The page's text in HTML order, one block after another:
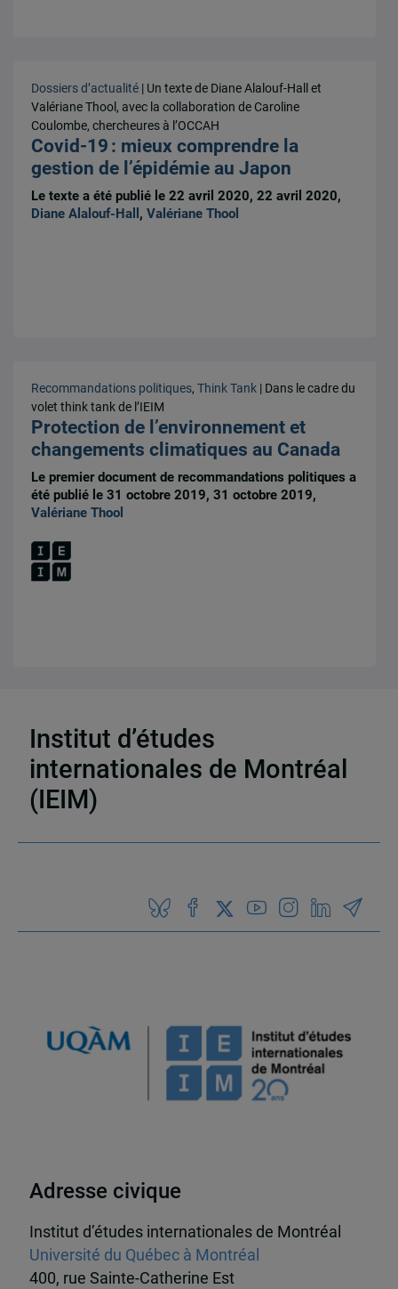
Dossiers d’actualité | Un texte de Diane Alalouf-Hall et
Valériane Thool, avec la collaboration de Caroline
Coulombe, chercheures à l’OCCAH
Covid-19 : mieux comprendre la
gestion de l’épidémie au Japon
Le texte a été publié le 22 avril 2020, 22 avril 2020,
Diane Alalouf-Hall ,Valériane Thool
Recommandations politiques,Think Tank | Dans le cadre du
volet think tank de l’IEIM
Protection de l’environnement et
changements climatiques au Canada
Le premier document de recommandations politiques a
été publié le 31 octobre 2019, 31 octobre 2019,
Valériane Thool
8 résultats
Institut d’études
internationales de Montréal
(IEIM)
Adresse civique
Institut d’études internationales de Montréal
Université du Québec à Montréal
400, rue Sainte-Catherine Est